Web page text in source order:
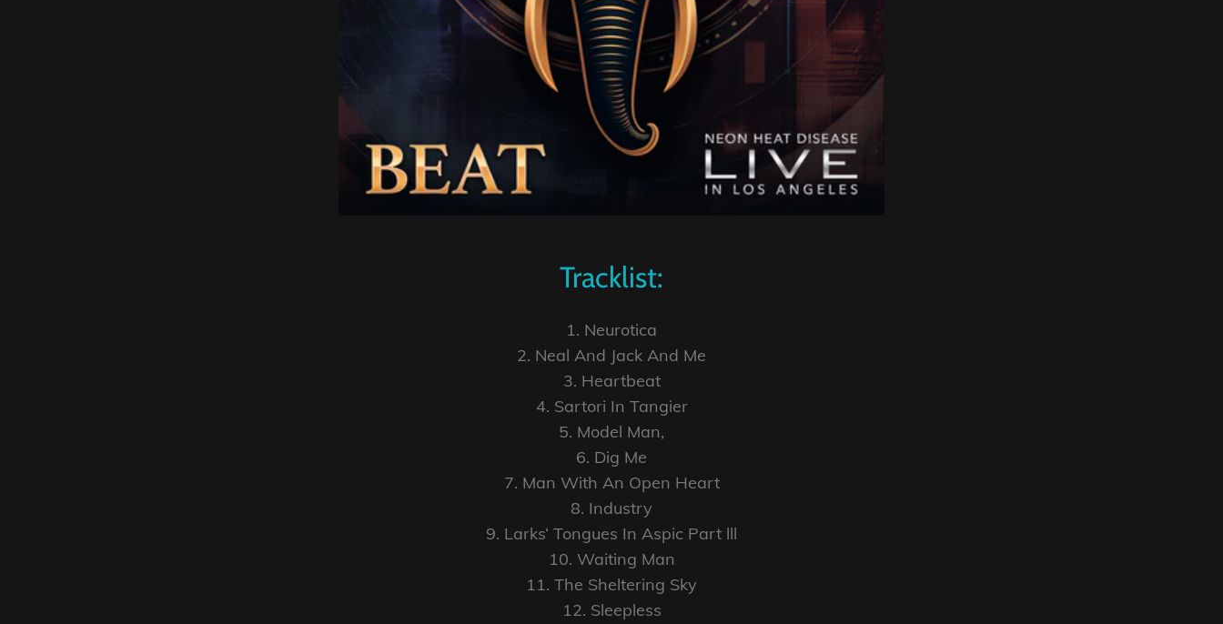
Tracklist:
1. Neurotica
2. Neal And Jack And Me
3. Heartbeat
4. Sartori In Tangier
5. Model Man,
6. Dig Me
7. Man With An Open Heart
8. Industry
9. Larks‘ Tongues In Aspic Part lll
10. Waiting Man
11. The Sheltering Sky
12. Sleepless